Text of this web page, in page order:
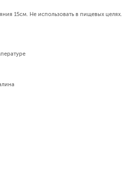
15см. Не использовать в пищевых целях.